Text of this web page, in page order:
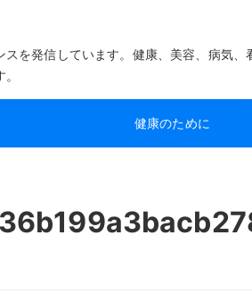
を発信しています。健康、美容、病気
健康のために